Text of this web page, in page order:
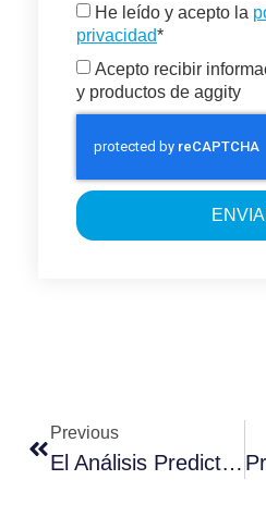
He leído y acepto la
privacidad*
Acepto recibir
y productos de aggity
Previous
El Análisis Predictivo En La Transformación Digital